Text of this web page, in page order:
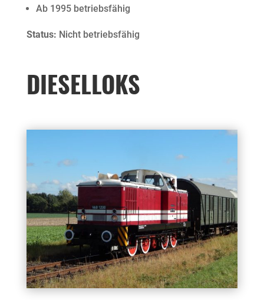
Ab 1995 betriebsfähig
Status: Nicht betriebsfähig
DIESELLOKS